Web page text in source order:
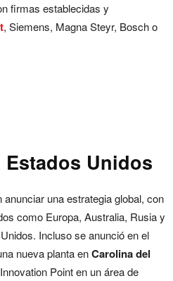
firmas establecidas y
, Siemens, Magna Steyr, Bosch o
Unidos
una estrategia global, con
como Europa, Australia, Rusia y
Incluso se anunció en el
nueva planta enCarolina del
Point en un área de